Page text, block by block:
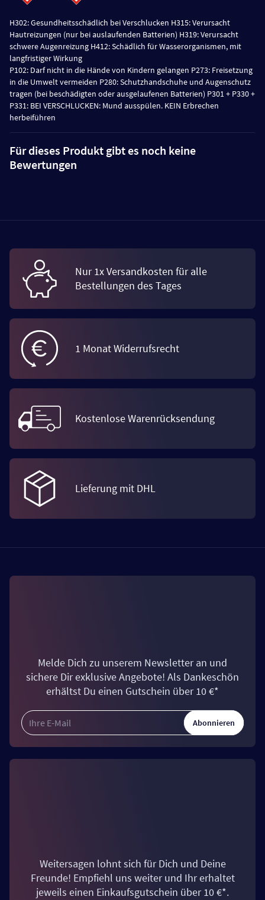
H302: Gesundheitsschädlich bei Verschlucken H315: Verursacht
Hautreizungen (nur bei auslaufenden Batterien) H319: Verursacht
schwere Augenreizung H412: Schädlich für Wasserorganismen, mit
langfristiger Wirkung
P102: Darf nicht in die Hände von Kindern gelangen P273: Freisetzung
in die Umwelt vermeiden P280: Schutzhandschuhe und Augenschutz
tragen (bei beschädigten oder ausgelaufenen Batterien) P301 + P330 +
P331: BEI VERSCHLUCKEN: Mund ausspülen. KEIN Erbrechen
herbeiführen
Für dieses Produkt gibt es noch keine
Bewertungen
Nur 1x Versandkosten für alle
Bestellungen des Tages
1 Monat Widerrufsrecht
Kostenlose Warenrücksendung
Lieferung mit DHL
Melde Dich zu unserem Newsletter an und
sichere Dir exklusive Angebote! Als Dankeschön
erhältst Du einen Gutschein über 10 €*
Abonnieren
Weitersagen lohnt sich für Dich und Deine
Freunde! Empfiehl uns weiter und Ihr erhaltet
jeweils einen Einkaufsgutschein über 10 €*.